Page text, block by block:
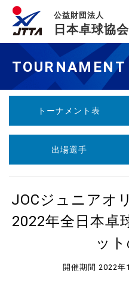
公益財団法人
日本卓球協会
TOURNAMENT
トーナメント表
出場選手
JOCジュニアオ
2022年全日本卓
ット
開催期間 2022年